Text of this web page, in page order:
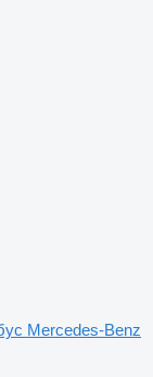
Mercedes-Benz